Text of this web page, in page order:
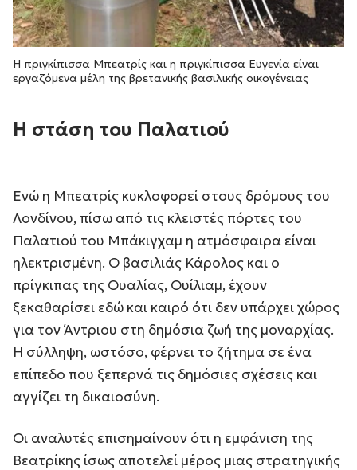
Η πριγκίπισσα Μπεατρίς και η πριγκίπισσα Ευγενία είναι
εργαζόμενα μέλη της βρετανικής βασιλικής οικογένειας
Η στάση του Παλατιού
Ενώ η Μπεατρίς κυκλοφορεί στους δρόμους του
Λονδίνου, πίσω από τις κλειστές πόρτες του
Παλατιού του Μπάκιγχαμ η ατμόσφαιρα είναι
ηλεκτρισμένη. Ο βασιλιάς Κάρολος και ο
πρίγκιπας της Ουαλίας, Ουίλιαμ, έχουν
ξεκαθαρίσει εδώ και καιρό ότι δεν υπάρχει χώρος
για τον Άντριου στη δημόσια ζωή της μοναρχίας.
Η σύλληψη, ωστόσο, φέρνει το ζήτημα σε ένα
επίπεδο που ξεπερνά τις δημόσιες σχέσεις και
αγγίζει τη δικαιοσύνη.
Οι αναλυτές επισημαίνουν ότι η εμφάνιση της
Βεατρίκης ίσως αποτελεί μέρος μιας στρατηγικής